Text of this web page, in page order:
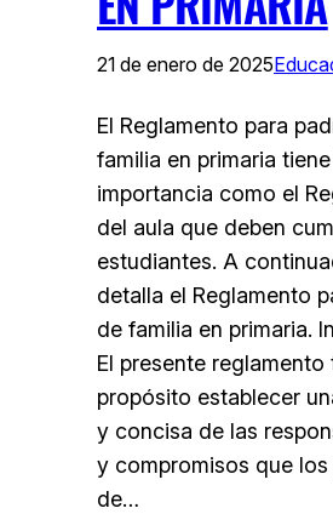
21 de enero de 2025
El Reglamento para
familia en primaria
importancia como el
del aula que deben
estudiantes. A
detalla el Reglamento
de familia en primaria.
El presente
propósito establecer
y concisa de las
y compromisos que los
de…